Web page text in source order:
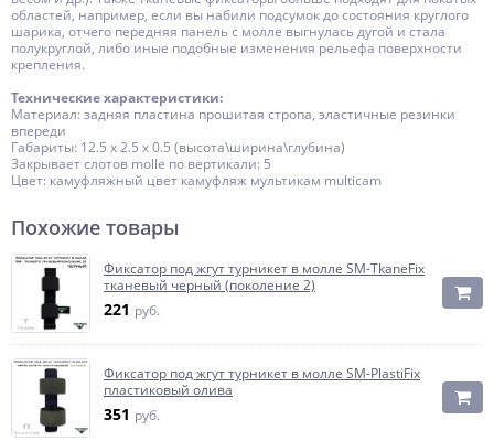
областей, например, если вы набили подсумок до состояния круглого
шарика, отчего передняя панель с молле выгнулась дугой и стала
полукруглой, либо иные подобные изменения рельефа поверхности
крепления.
Технические характеристики:
Материал: задняя пластина прошитая стропа, эластичные резинки
впереди
Габариты: 12.5 х 2.5 х 0.5 (высота\ширина\глубина)
Закрывает слотов molle по вертикали: 5
Цвет: камуфляжный цвет камуфляж мультикам multicam
Похожие товары
Фиксатор под жгут турникет в молле SM-TkaneFix
тканевый черный (поколение 2)
221 руб.
Фиксатор под жгут турникет в молле SM-PlastiFix
пластиковый олива
351 руб.